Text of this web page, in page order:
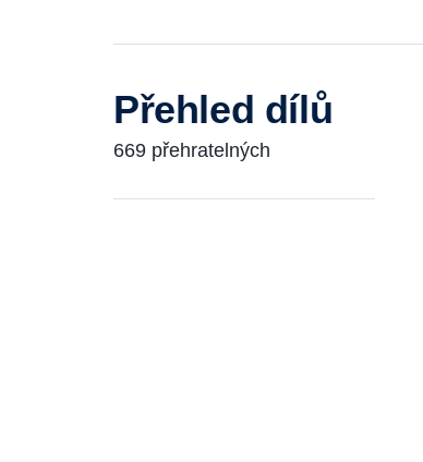
Přehled dílů
669 přehratelných